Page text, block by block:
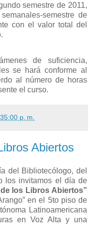
semestre de 2011,
semestre de
con el valor total del
de suficiencia,
se hará conforme al
al número de horas
el curso.
p. m.
Abiertos
del Bibliotecólogo, del
los invitamos el día de
los Libros Abiertos”
en el 5to piso de
Latinoamericana
en Voz Alta y una